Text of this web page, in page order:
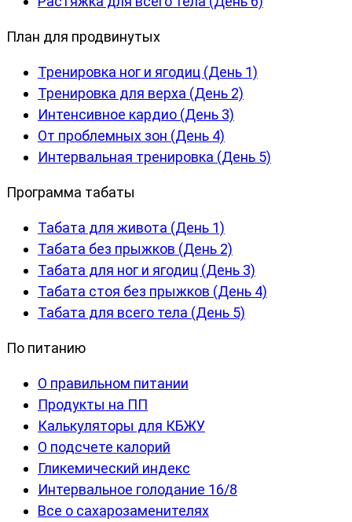
План для продвинутых
Тренировка ног и ягодиц (День 1)
Тренировка для верха (День 2)
Интенсивное кардио (День 3)
От проблемных зон (День 4)
Интервальная тренировка (День 5)
Программа табаты
Табата для живота (День 1)
Табата без прыжков (День 2)
Табата для ног и ягодиц (День 3)
Табата стоя без прыжков (День 4)
Табата для всего тела (День 5)
По питанию
О правильном питании
Продукты на ПП
Калькуляторы для КБЖУ
О подсчете калорий
Гликемический индекс
Интервальное голодание 16/8
Все о сахарозаменителях